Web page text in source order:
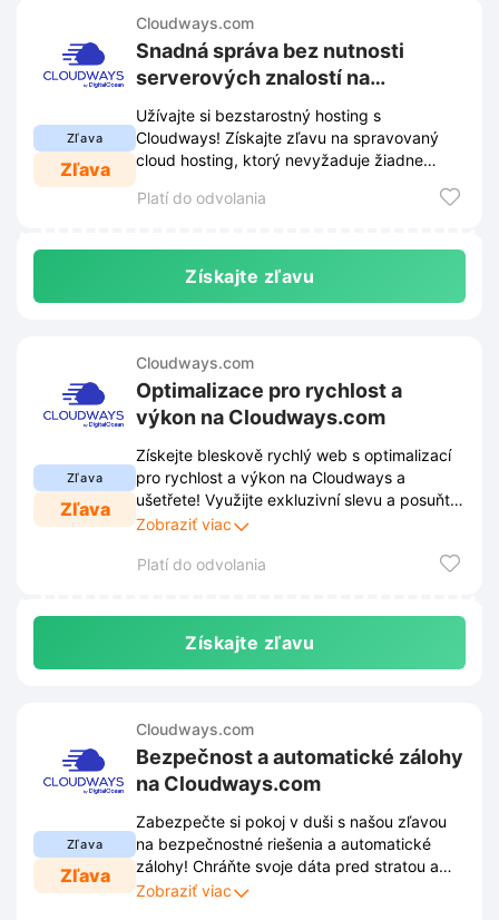
Zľava
Zľava
Cloudways.com
Snadná správa bez nutnosti
serverových znalostí na
Cloudways.com
Užívajte si bezstarostný hosting s
Cloudways! Získajte zľavu na spravovaný
cloud hosting, ktorý nevyžaduje žiadne
Platí do odvolania
Získajte zľavu
Zľava
Zľava
Cloudways.com
Optimalizace pro rychlost a
výkon na Cloudways.com
Získejte bleskově rychlý web s optimalizací
pro rychlost a výkon na Cloudways a
ušetřete! Využijte exkluzivní slevu a posuňte
svůj web na novou úroveň s maximální
Zobraziť viac
Platí do odvolania
Získajte zľavu
Zľava
Zľava
Cloudways.com
Bezpečnost a automatické zálohy
na Cloudways.com
Zabezpečte si pokoj v duši s našou zľavou
na bezpečnostné riešenia a automatické
zálohy! Chráňte svoje dáta pred stratou a
kybernetickými hrozbami a získajte teraz
Zobraziť viac